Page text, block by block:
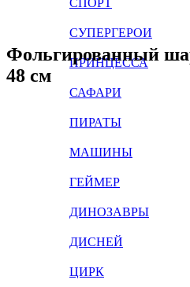
СПОРТ
СУПЕРГЕРОИ
ПРИНЦЕССА
САФАРИ
ПИРАТЫ
МАШИНЫ
ГЕЙМЕР
ДИНОЗАВРЫ
ДИСНЕЙ
ЦИРК
Фольгированный
48 см